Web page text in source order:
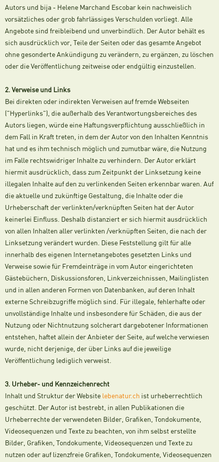
Autors und bija - Helene Marchand Escobar kein nachweislich
vorsätzliches oder grob fahrlässiges Verschulden vorliegt. Alle
Angebote sind freibleibend und unverbindlich. Der Autor behält es
sich ausdrücklich vor, Teile der Seiten oder das gesamte Angebot
ohne gesonderte Ankündigung zu verändern, zu ergänzen, zu löschen
oder die Veröffentlichung zeitweise oder endgültig einzustellen.
2. Verweise und Links
Bei direkten oder indirekten Verweisen auf fremde Webseiten
("Hyperlinks"), die außerhalb des Verantwortungsbereiches des
Autors liegen, würde eine Haftungsverpflichtung ausschließlich in
dem Fall in Kraft treten, in dem der Autor von den Inhalten Kenntnis
hat und es ihm technisch möglich und zumutbar wäre, die Nutzung
im Falle rechtswidriger Inhalte zu verhindern. Der Autor erklärt
hiermit ausdrücklich, dass zum Zeitpunkt der Linksetzung keine
illegalen Inhalte auf den zu verlinkenden Seiten erkennbar waren. Auf
die aktuelle und zukünftige Gestaltung, die Inhalte oder die
Urheberschaft der verlinkten/verknüpften Seiten hat der Autor
keinerlei Einfluss. Deshalb distanziert er sich hiermit ausdrücklich
von allen Inhalten aller verlinkten /verknüpften Seiten, die nach der
Linksetzung verändert wurden. Diese Feststellung gilt für alle
innerhalb des eigenen Internetangebotes gesetzten Links und
Verweise sowie für Fremdeinträge in vom Autor eingerichteten
Gästebüchern, Diskussionsforen, Linkverzeichnissen, Mailinglisten
und in allen anderen Formen von Datenbanken, auf deren Inhalt
externe Schreibzugriffe möglich sind. Für illegale, fehlerhafte oder
unvollständige Inhalte und insbesondere für Schäden, die aus der
Nutzung oder Nichtnutzung solcherart dargebotener Informationen
entstehen, haftet allein der Anbieter der Seite, auf welche verwiesen
wurde, nicht derjenige, der über Links auf die jeweilige
Veröffentlichung lediglich verweist.
3. Urheber- und Kennzeichenrecht
Inhalt und Struktur der Website lebenatur.ch ist urheberrechtlich
geschützt. Der Autor ist bestrebt, in allen Publikationen die
Urheberrechte der verwendeten Bilder, Grafiken, Tondokumente,
Videosequenzen und Texte zu beachten, von ihm selbst erstellte
Bilder, Grafiken, Tondokumente, Videosequenzen und Texte zu
nutzen oder auf lizenzfreie Grafiken, Tondokumente, Videosequenzen